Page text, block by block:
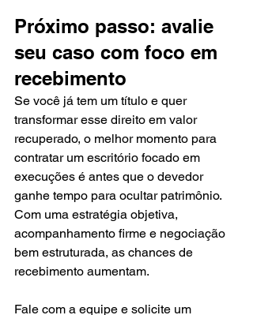
Próximo passo: avalie
seu caso com foco em
recebimento
Se você já tem um título e quer
transformar esse direito em valor
recuperado, o melhor momento para
contratar um escritório focado em
execuções é antes que o devedor
ganhe tempo para ocultar patrimônio.
Com uma estratégia objetiva,
acompanhamento firme e negociação
bem estruturada, as chances de
recebimento aumentam.
Fale com a equipe e solicite um